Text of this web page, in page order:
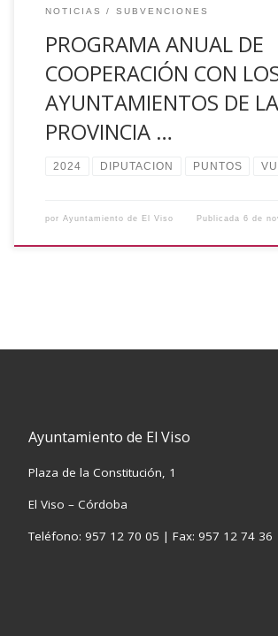
NOTICIAS SUBVENCIONES
PROGRAMA ANUAL DE
COOPERACIÓN CON
AYUNTAMIENTOS DE LA
PROVINCIA …
2024 DIPUTACION PUNTOS
por Ayuntamiento de El Viso Publicada6 de
Ayuntamiento de El Viso
Plaza de la Constitución, 1
El Viso – Córdoba
Teléfono: 957 12 70 05 | Fax: 957 12 74 36